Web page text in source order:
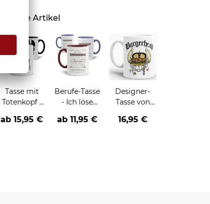
Artikel
Tasse mit
Totenkopf -
Motive-
ab15,95 €
Berufe-Tasse
- Ich löse
die du nicht
ab11,95 €
Designer-
Tasse von
Townsend
16,95 €